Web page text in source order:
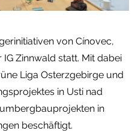
von Cínovec,
Zinnwald statt. Mit dabei
Liga Osterzgebirge und
in Usti nad
in
beschäftigt.